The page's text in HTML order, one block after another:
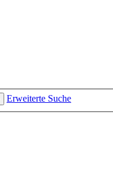
Erweiterte Suche